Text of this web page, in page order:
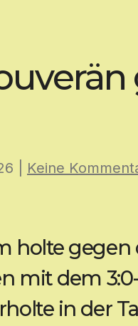
Keine
holte gegen
mit dem
in der